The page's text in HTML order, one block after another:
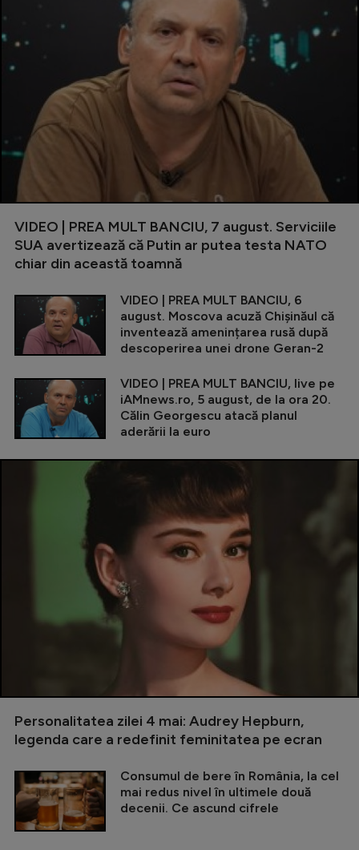
VIDEO | PREA MULT BANCIU, 7 august. Serviciile
SUA avertizează că Putin ar putea testa NATO
chiar din această toamnă
VIDEO | PREA MULT BANCIU, 6
august. Moscova acuză Chișinăul că
inventează amenințarea rusă după
descoperirea unei drone Geran-2
VIDEO | PREA MULT BANCIU, live pe
iAMnews.ro, 5 august, de la ora 20.
Călin Georgescu atacă planul
aderării la euro
Personalitatea zilei 4 mai: Audrey Hepburn,
legenda care a redefinit feminitatea pe ecran
Consumul de bere în România, la cel
mai redus nivel în ultimele două
decenii. Ce ascund cifrele